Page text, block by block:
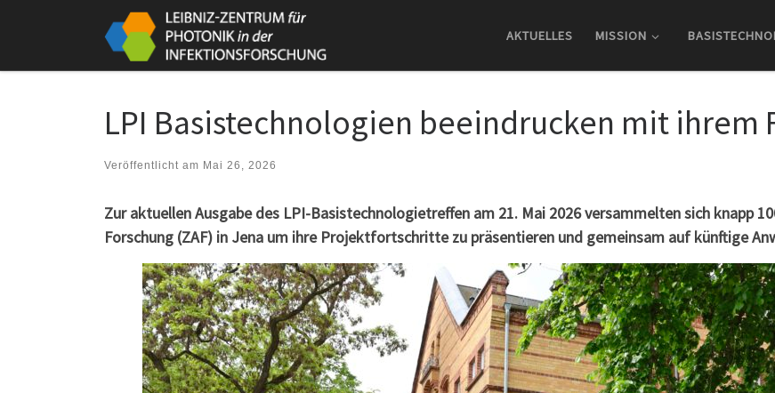
Zum Inhalt springen
AKTUELLES MISSION
LPI Basistechnologien beeindrucken mit ihrem
Veröffentlicht am Mai 26, 2026
Zur aktuellen Ausgabe des LPI-Basistechnologietreffen am 21. Mai 2026 versammelten sich knapp
Forschung (ZAF) in Jena um ihre Projektfortschritte zu präsentieren und gemeinsam auf künftige